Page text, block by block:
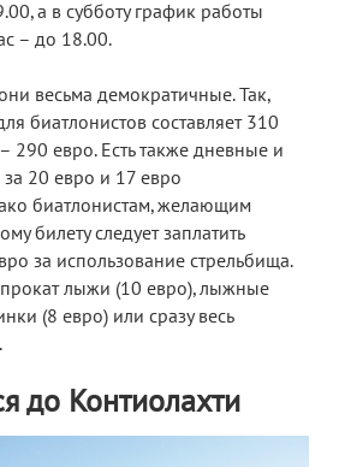
а в субботу график работы
– до 18.00.
весьма демократичные. Так,
биатлонистов составляет 310
290 евро. Есть также дневные и
20 евро и 17 евро
биатлонистам, желающим
билету следует заплатить
за использование стрельбища.
прокат лыжи (10 евро), лыжные
(8 евро) или сразу весь
до Контиолахти